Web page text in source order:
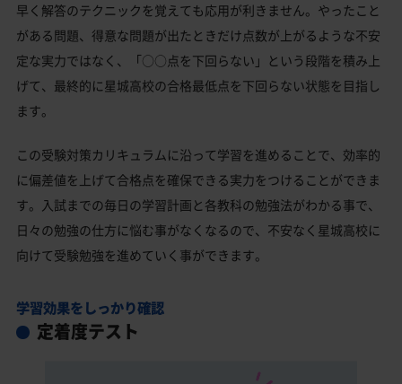
早く解答のテクニックを覚えても応用が利きません。やったこと
がある問題、得意な問題が出たときだけ点数が上がるような不安
定な実力ではなく、「○○点を下回らない」という段階を積み上
げて、最終的に星城高校の合格最低点を下回らない状態を目指し
ます。
この受験対策カリキュラムに沿って学習を進めることで、効率的
に偏差値を上げて合格点を確保できる実力をつけることができま
す。入試までの毎日の学習計画と各教科の勉強法がわかる事で、
日々の勉強の仕方に悩む事がなくなるので、不安なく星城高校に
向けて受験勉強を進めていく事ができます。
学習効果をしっかり確認
定着度テスト